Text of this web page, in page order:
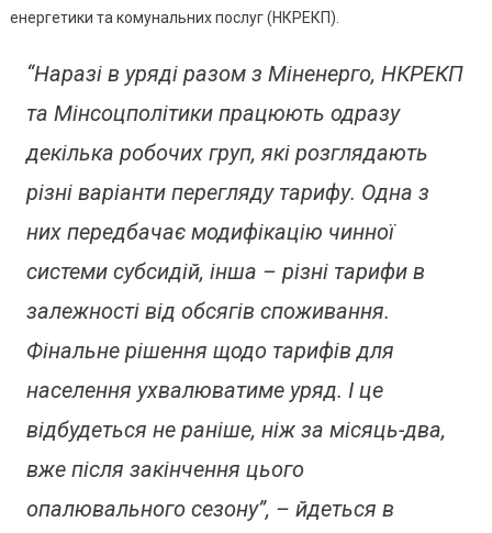
енергетики та комунальних послуг (НКРЕКП).
“Наразі в уряді разом з Міненерго, НКРЕКП
та Мінсоцполітики працюють одразу
декілька робочих груп, які розглядають
різні варіанти перегляду тарифу. Одна з
них передбачає модифікацію чинної
системи субсидій, інша – різні тарифи в
залежності від обсягів споживання.
Фінальне рішення щодо тарифів для
населення ухвалюватиме уряд. І це
відбудеться не раніше, ніж за місяць-два,
вже після закінчення цього
опалювального сезону”, – йдеться в